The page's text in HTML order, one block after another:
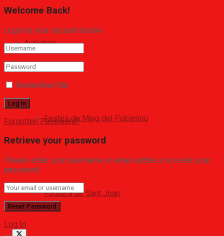
Activitats
Festes de Maig del Poblenou
Foguera de Sant Joan
Welcome Back!
Login to your account below
Remember Me
Forgotten Password?
Retrieve your password
Please enter your username or email address to reset your
password.
Log In